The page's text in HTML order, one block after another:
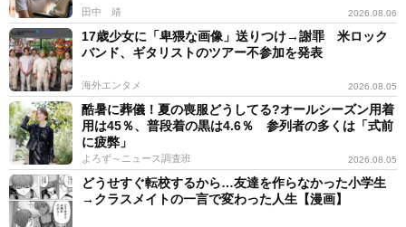
みなさん、偏見がなくて、例えば私のように『女性だっ
たけど男性になりたい』という人は、体育の授業を男性
と一緒に受けたりとかが普通にあったので、そういう感
じで当たり前になっていけば偏見もなくなっていくのか
なと個人的には感じています」と体験を披露した。
グループセッションも行われ、会場では一般参加の当
事者らも登壇者と輪になって語り合った。
田中 靖 2026.08.06
17歳少女に「卑猥な画像」送りつけ→謝罪 米ロック
バンド、ギタリストのツアー不参加を発表
海外エンタメ 2026.08.05
酷暑に葬儀！夏の喪服どうしてる?オールシーズン用着
用は45％、普段着の黒は4.6％ 参列者の多くは「式前
に疲弊」
よろず～ニュース調査班 2026.08.05
どうせすぐ転校するから…友達を作らなかった小学生
→クラスメイトの一言で変わった人生【漫画】